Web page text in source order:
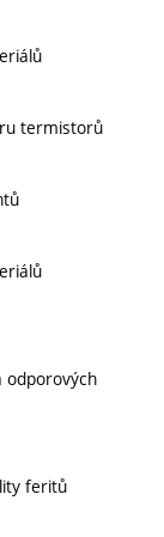
termistorů
odporových
feritů